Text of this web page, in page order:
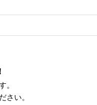
。
さい。